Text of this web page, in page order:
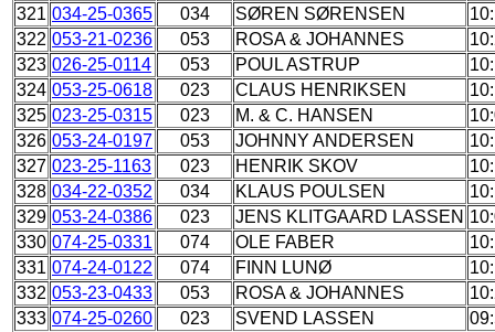
321 034-25-0365 034 SØREN SØRENSEN
322 053-21-0236 053 ROSA & JOHANNES
323 026-25-0114 053 POUL ASTRUP
324 053-25-0618 023 CLAUS HENRIKSEN
325 023-25-0315 023 M. & C. HANSEN
326 053-24-0197 053 JOHNNY ANDERSEN
327 023-25-1163 023 HENRIK SKOV
328 034-22-0352 034 KLAUS POULSEN
329 053-24-0386 023 JENS KLITGAARD LASSEN
330 074-25-0331 074 OLE FABER
331 074-24-0122 074 FINN LUNØ
332 053-23-0433 053 ROSA & JOHANNES
333 074-25-0260 023 SVEND LASSEN